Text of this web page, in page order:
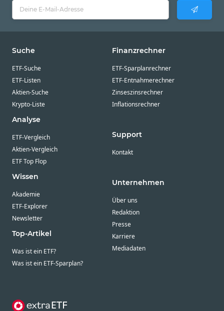
Suche
ETF-Suche
ETF-Listen
Aktien-Suche
Krypto-Liste
Analyse
ETF-Vergleich
Aktien-Vergleich
ETF Top Flop
Wissen
Akademie
ETF-Explorer
Newsletter
Top-Artikel
Was ist ein ETF?
Was ist ein ETF-Sparplan?
Finanzrechner
ETF-Sparplanrechner
ETF-Entnahmerechner
Zinseszinsrechner
Inflationsrechner
Support
Kontakt
Unternehmen
Über uns
Redaktion
Presse
Karriere
Mediadaten